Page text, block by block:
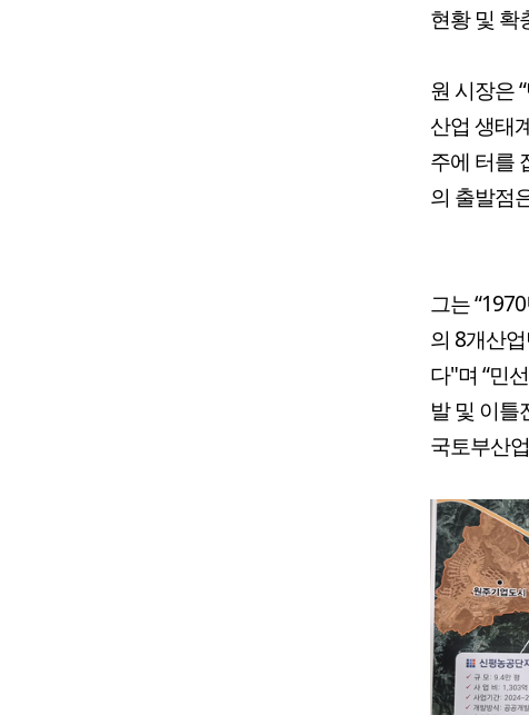
현황 및 확
원 시장은
산업 생태
주에 터를
의 출발점
그는
의 8개산
다"며 “민
발 및 이
국토부산